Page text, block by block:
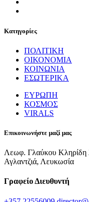
Κατηγορίες
ΠΟΛΙΤΙΚΗ
ΟΙΚΟΝΟΜΙΑ
ΚΟΙΝΩΝΙΑ
ΕΣΩΤΕΡΙΚΑ
ΕΥΡΩΠΗ
ΚΟΣΜΟΣ
VIRALS
Επικοινωνήστε μαζί μας
Λεωφ. Γλαύκου
Αγλαντζιά, Λευκωσία
Γραφείο Διευθυντή